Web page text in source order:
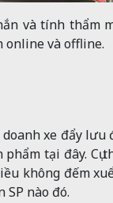
và tính thẩm
online và offline.
xe đẩy lưu
tại đây. Cụ
không đếm
nào đó.